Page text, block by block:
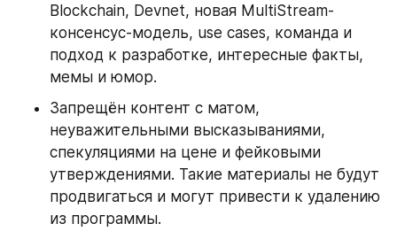
Blockchain, Devnet, новая MultiStream-
консенсус-модель, use cases, команда и
подход к разработке, интересные факты,
мемы и юмор.
Запрещён контент с матом,
неуважительными высказываниями,
спекуляциями на цене и фейковыми
утверждениями. Такие материалы не будут
продвигаться и могут привести к удалению
из программы.